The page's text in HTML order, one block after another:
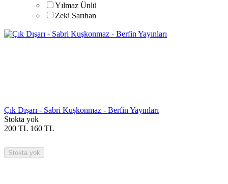
Yılmaz Ünlü
Zeki Sarıhan
Çık Dışarı - Sabri Kuşkonmaz - Berfin Yayınları
Stokta yok
200 TL 160 TL
Stokta yok